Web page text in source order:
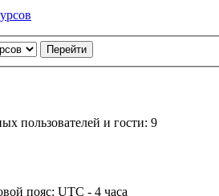
пользователей и гости: 9
пояс: UTC - 4 часа